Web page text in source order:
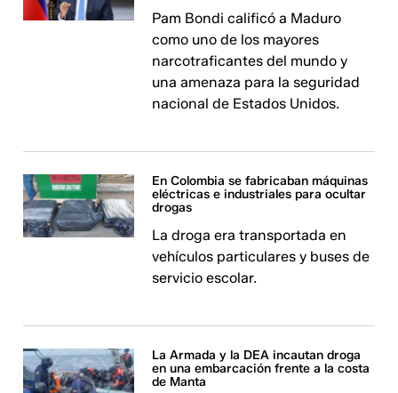
Pam Bondi calificó a Maduro
como uno de los mayores
narcotraficantes del mundo y
una amenaza para la seguridad
nacional de Estados Unidos.
En Colombia se fabricaban máquinas
eléctricas e industriales para ocultar
drogas
La droga era transportada en
vehículos particulares y buses de
servicio escolar.
La Armada y la DEA incautan droga
en una embarcación frente a la costa
de Manta